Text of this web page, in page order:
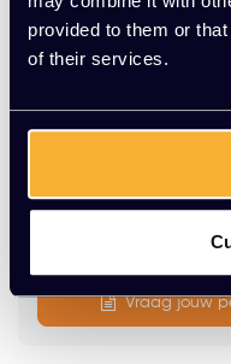
provided to them or
of their services.
Op voorraad
Vraag jouw